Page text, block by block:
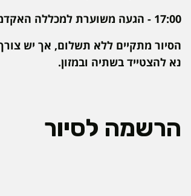
17:00 - הגעה משוערת למכללה האקדמית ספיר.
הסיור מתקיים ללא תשלום, אך יש
נא להצטייד בשתיה ובמזון.
הרשמה לסיור